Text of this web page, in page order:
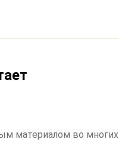
материалом во многих